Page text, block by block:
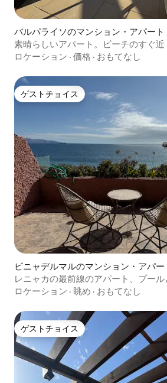
バルパライソのマンション・アパート
素晴らしいアパート。ビーチのすぐ近
ロケーション · 価格 · おもてなし
ゲストチョイス
ゲストチョイス
ビニャデルマルのマンション・アパー
レニャカの最前線のアパート、プー
ロケーション · 眺め · おもてなし
ゲストチョイス
ゲストチョイス